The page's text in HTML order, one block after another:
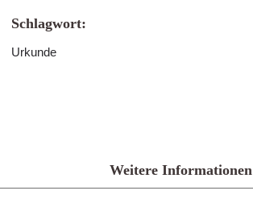
Schlagwort:
Urkunde
Weitere Informationen